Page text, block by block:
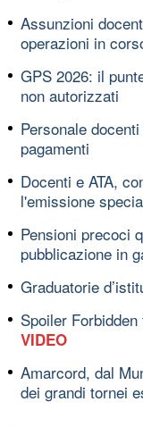
Assunzioni
operazioni in
GPS 2026: il
non autorizzati
Personale
pagamenti
Docenti e ATA,
l'emissione
Pensioni precoci
pubblicazione in
Graduatorie
Spoiler
VIDEO
Amarcord, dal
dei grandi tornei